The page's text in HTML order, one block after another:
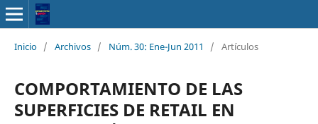
Inicio / Archivos / Núm. 30: Ene-Jun 2011 / Artículos
COMPORTAMIENTO DE LAS
SUPERFICIES DE RETAIL EN